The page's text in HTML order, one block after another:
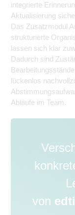
integrierte
Aktualisierung
Das Zusatzmodul
strukturierte
lassen sich klar
Dadurch sind
lückenlos
Abläufe im Team.
von